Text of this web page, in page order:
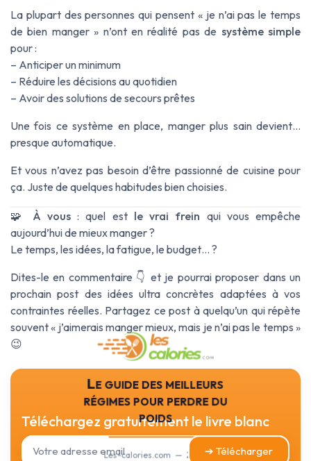
La plupart des personnes qui pensent « je n’ai pas le temps
de bien manger » n’ont en réalité pas de système simple
pour :
– Anticiper un minimum
– Réduire les décisions au quotidien
– Avoir des solutions de secours prêtes
Une fois ce système en place, manger plus sain devient…
presque automatique.
Et vous n’avez pas besoin d’être passionné de cuisine pour
ça. Juste de quelques habitudes bien choisies.
🧩 À vous: quel est le vrai frein qui vous empêche
aujourd’hui de mieux manger ?
Le temps, les idées, la fatigue, le budget… ?
Dites-le en commentaire 👇 et je pourrai proposer dans un
prochain post des idées ultra concrètes adaptées à vos
contraintes réelles. Partagez ce post à quelqu’un qui répète
souvent « j’aimerais manger mieux, mais je n’ai pas le temps »
😉
Le guide des meilleurs
régimes pour perdre du
poids
Les-calories.com — 2026
Téléchargez gratuitement le livre blanc
➔ Télécharger